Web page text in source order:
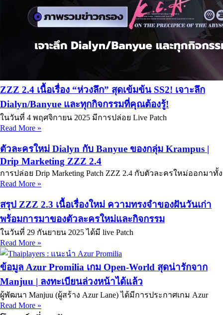
ZZZ 2.4 เนื้อเรื่อง “ห่วงลึก” สุดเข้มข้น SS2! เจาะลึก
Dialyn/Banyue และทุกกิจกรรมที่คุณต้องรู้!
ในวันที่ 4 พฤศจิกายน 2025 มีการปล่อย Live Patch
Read More »
ตัวละครใหม่ Dialyn กับ Banyue ของกลุ่ม Krampus |
Drip Marketing ZZZ 2.4
การปล่อย Drip Marketing Patch ZZZ 2.4 กับตัวละครใหม่ออกมาทั้ง
Read More »
สรุป ZZZ 2.3 เนื้อเรื่องใหม่ ความทรงจำของฝันวันเก่า
พร้อมการมาของตัวละครใหม่และกิจกรรม
ในวันที่ 29 กันยายน 2025 ได้มี live Patch
Read More »
ข้อมูล Azur Promilia เกม Open-World สุดน่ารักจาก
Manjuu | ลงทะเบียนล่วงหน้าได้แล้ว
ผู้พัฒนา Manjuu (ผู้สร้าง Azur Lane) ได้มีการประกาศเกม Azur
Read More »